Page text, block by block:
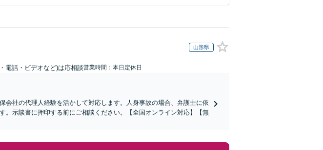
山形県
電話・ビデオなど)は応相談営業時間：本日定休日
会社の代理人経験を活かして対応します。人身事故の場合、弁護士に依
。示談書に押印する前にご相談ください。【全国オンライン対応】【無